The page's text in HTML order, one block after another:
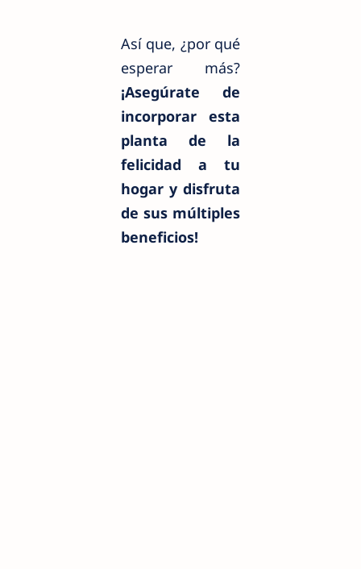
Así que, ¿por qué
esperar más?
¡Asegúrate de
incorporar esta
planta de la
felicidad a tu
hogar y disfruta
de sus múltiples
beneficios!